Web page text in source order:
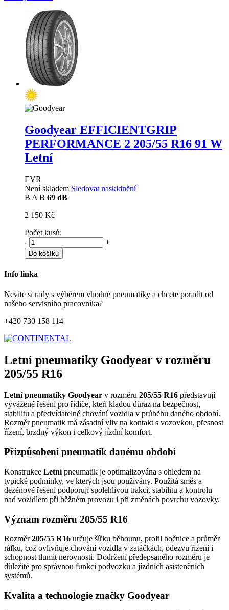
Goodyear EFFICIENTGRIP
PERFORMANCE 2 205/55 R16 91 W
Letní
EVR
Není skladem Sledovat naskldnění
B A B 69 dB
2 150 Kč
Počet kusů:
-
+
Do košíku
Info linka
Nevíte si rady s výběrem vhodné pneumatiky a chcete poradit od
našeho servisního pracovníka?
+420 730 158 114
Letní pneumatiky Goodyear v rozměru
205/55 R16
Letní pneumatiky Goodyear v rozměru 205/55 R16 představují
vyvážené řešení pro řidiče, kteří kladou důraz na bezpečnost,
stabilitu a předvídatelné chování vozidla v průběhu daného období.
Rozměr pneumatik má zásadní vliv na kontakt s vozovkou, přesnost
řízení, brzdný výkon i celkový jízdní komfort.
Přizpůsobení pneumatik danému období
Konstrukce Letnípneumatik je optimalizována s ohledem na
typické podmínky, ve kterých jsou používány. Použitá směs a
dezénové řešení podporují spolehlivou trakci, stabilitu a kontrolu
nad vozidlem při běžném provozu i při změnách povrchu vozovky.
Význam rozměru 205/55 R16
Rozměr205/55 R16 určuje šířku běhounu, profil bočnice a průměr
ráfku, což ovlivňuje chování vozidla v zatáčkách, odezvu řízení i
schopnost tlumit nerovnosti. Dodržení předepsaného rozměru je
důležité pro správnou funkci podvozku a jízdních asistenčních
systémů.
Kvalita a technologie značky Goodyear